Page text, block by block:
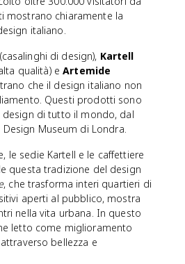
mostrano chiaramente la
italiano.
(casalinghi di design), Kartell
qualità) eArtemide
che il design italiano non
Questi prodotti sono
design di tutto il mondo, dal
Museum di Londra.
le sedie Kartell e le caffettiere
questa tradizione del design
, che trasforma interi quartieri di
aperti al pubblico, mostra
nella vita urbana. In questo
letto come miglioramento
bellezza e